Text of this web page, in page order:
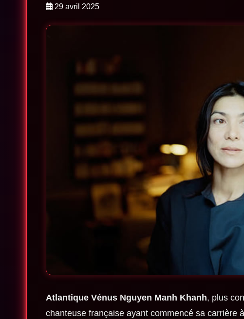
29 avril 2025
Atlantique Vénus Nguyen Manh Khanh, plus
chanteuse française ayant commencé sa carrière